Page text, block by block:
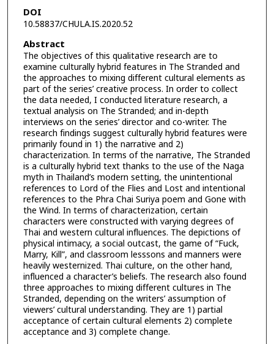
DOI
10.58837/CHULA.IS.2020.52
Abstract
The objectives of this qualitative research are to
examine culturally hybrid features in The Stranded and
the approaches to mixing different cultural elements as
part of the series’ creative process. In order to collect
the data needed, I conducted literature research, a
textual analysis on The Stranded; and in-depth
interviews on the series’ director and co-writer. The
research findings suggest culturally hybrid features were
primarily found in 1) the narrative and 2)
characterization. In terms of the narrative, The Stranded
is a culturally hybrid text thanks to the use of the Naga
myth in Thailand’s modern setting, the unintentional
references to Lord of the Flies and Lost and intentional
references to the Phra Chai Suriya poem and Gone with
the Wind. In terms of characterization, certain
characters were constructed with varying degrees of
Thai and western cultural influences. The depictions of
physical intimacy, a social outcast, the game of “Fuck,
Marry, Kill”, and classroom lesssons and manners were
heavily westernized. Thai culture, on the other hand,
influenced a character’s beliefs. The research also found
three approaches to mixing different cultures in The
Stranded, depending on the writers’ assumption of
viewers’ cultural understanding. They are 1) partial
acceptance of certain cultural elements 2) complete
acceptance and 3) complete change.